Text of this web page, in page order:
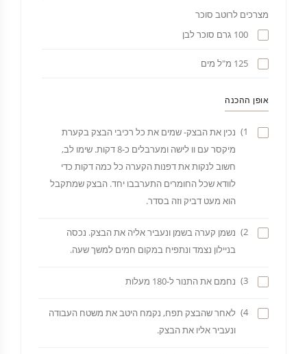
מצרכים לרוטב סוכר
100 גרם סוכר לבן
125 מ"ל מים
אופן ההכנה
1)
נכין את הבצק- שמים את כל רכיבי הבצק בקערת
מיקסר עם וו לישה ומערבלים כ-8 דקות. שימו לב,
חשוב לנקות את דפנות הקערה כל כמה דקות כדי
לוודא שכל החומרים התערבבו יחד. הבצק שמתקבל
הוא מעט דביק וזה בסדר.
2)
נשמן קערה בשמן ונעביר אליה את הבצק. נכסה
בניילון נצמד ונתפיח במקום חמים למשך שעה.
3) נחמם את התנור ל-180 מעלות
4)
לאחר שהבצק תפח, נקמח היטב את משטח העבודה
ונעביר אליו את הבצק.